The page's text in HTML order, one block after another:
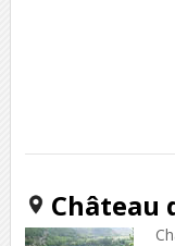
Château